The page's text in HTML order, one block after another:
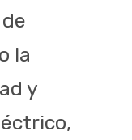
la
y